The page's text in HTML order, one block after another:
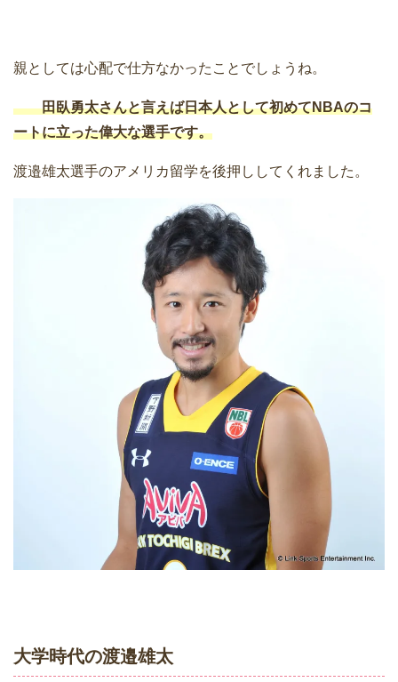
親としては心配で仕方なかったことでしょうね。
田臥勇太さんと言えば日本人として初めてNBAのコ
ートに立った偉大な選手です。
渡邉雄太選手のアメリカ留学を後押ししてくれました。
大学時代の渡邉雄太